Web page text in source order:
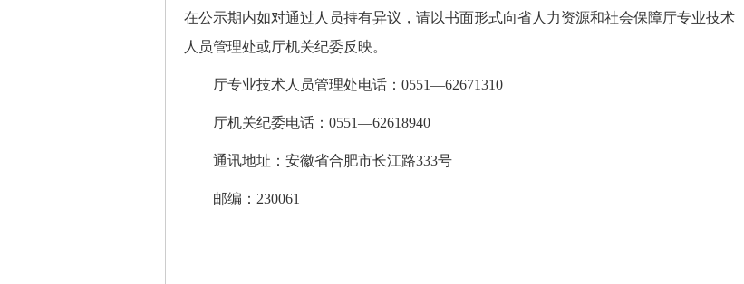
在公示期内如对通过人员持有异议，请以书面形式向省人力资源和社会保障厅专业技术
人员管理处或厅机关纪委反映。
厅专业技术人员管理处电话：0551—62671310
厅机关纪委电话：0551—62618940
通讯地址：安徽省合肥市长江路333号
邮编：230061